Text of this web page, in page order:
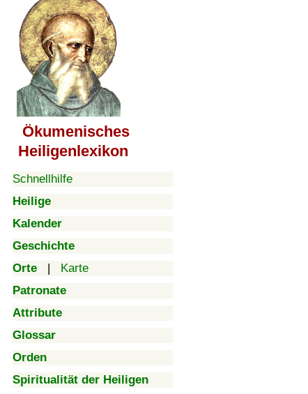
Ökumenisches
Heiligenlexikon
Schnellhilfe
Heilige
Kalender
Geschichte
Orte | Karte
Patronate
Attribute
Glossar
Orden
Spiritualität der Heiligen